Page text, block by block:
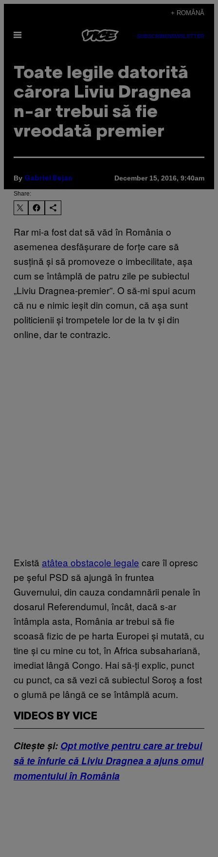
content
+ ROMÂNĂ
Open
SUBSCRIBENEWSLETTER
Toate legile datorită
cărora Liviu Dragnea
n-ar trebui să fie
vreodată premier
By Gabriel Bejan December 15, 2016, 9:40am
Share:
Rar mi-a fost dat să văd în România o
asemenea desfășurare de forțe care să
susțină și să promoveze o imbecilitate, așa
cum se întâmplă de patru zile pe subiectul
„Liviu Dragnea-premier”. O să-mi spui acum
că nu e nimic ieșit din comun, că așa sunt
politicienii și trompetele lor de la tv și din
online, dar te contrazic.
Există atâtea obstacole legale care îl opresc
pe șeful PSD să ajungă în fruntea
Guvernului, din cauza condamnării penale în
dosarul Referendumul, încât, dacă s-ar
întâmpla asta, România ar trebui să fie
scoasă fizic de pe harta Europei și mutată, cu
tine și cu mine cu tot, în Africa subsahariană,
imediat lângă Congo. Hai să-ți explic, punct
cu punct, ca să vezi că subiectul Soroș a fost
o glumă pe lângă ce se întâmplă acum.
VIDEOS BY VICE
Citește și: Opt motive pentru care ar trebui
să te înfurie că Liviu Dragnea a ajuns omul
momentului în România